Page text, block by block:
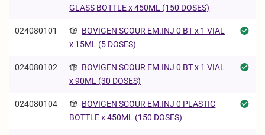
GLASS BOTTLE x 450ML (150 DOSES)
024080101
BOVIGEN SCOUR EM.INJ 0 BT x 1 VIAL
x 15ML (5 DOSES)
024080102
BOVIGEN SCOUR EM.INJ 0 BT x 1 VIAL
x 90ML (30 DOSES)
024080104
BOVIGEN SCOUR EM.INJ 0 PLASTIC
BOTTLE x 450ML (150 DOSES)